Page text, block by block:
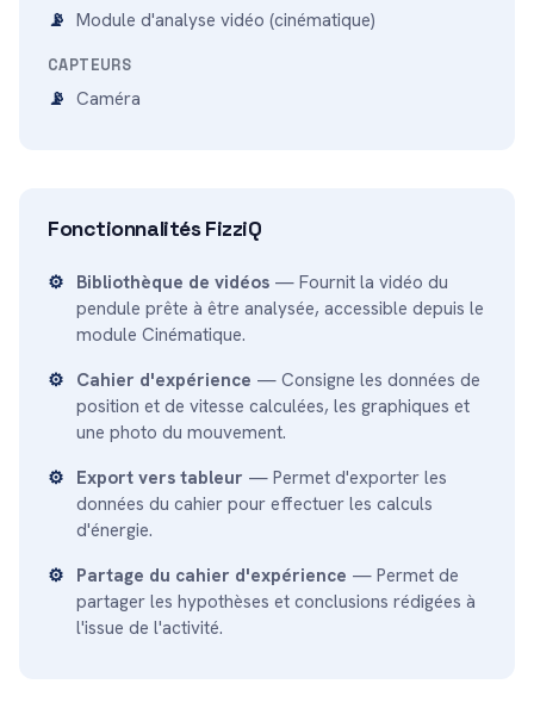
Module d'analyse vidéo (cinématique)
CAPTEURS
Caméra
Fonctionnalités FizziQ
Bibliothèque de vidéos — Fournit la vidéo du
pendule prête à être analysée, accessible depuis le
module Cinématique.
Cahier d'expérience — Consigne les données de
position et de vitesse calculées, les graphiques et
une photo du mouvement.
Export vers tableur — Permet d'exporter les
données du cahier pour effectuer les calculs
d'énergie.
Partage du cahier d'expérience — Permet de
partager les hypothèses et conclusions rédigées à
l'issue de l'activité.